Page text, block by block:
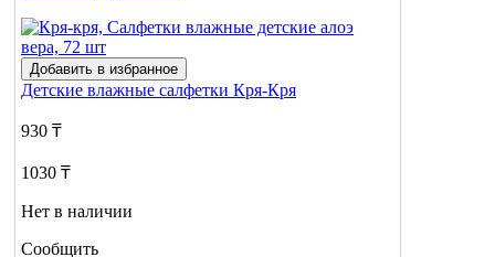
Добавить в избранное
Детские влажные салфетки Кря-Кря
930 ₸
1030 ₸
Нет в наличии
Сообщить